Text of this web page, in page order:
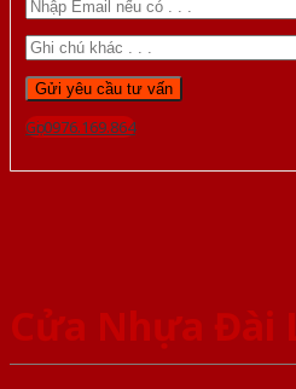
Gọi 0976.169.864
Cửa Nhựa Đài